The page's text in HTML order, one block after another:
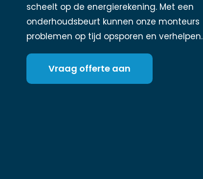
scheelt op de energierekening. Met een
onderhoudsbeurt kunnen onze monteurs
problemen op tijd opsporen en verhelpen.
Vraag offerte aan